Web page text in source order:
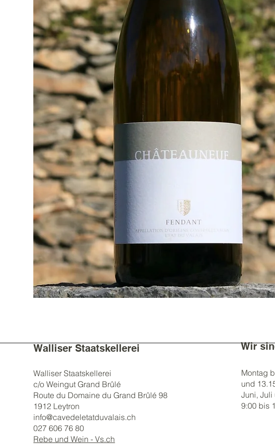
Walliser Staatskellerei
Walliser Staatskellerei
c/o Weingut Grand Brûlé
Route du Domaine du Grand Brûlé 98
1912 Leytron
info@cavedeletatduvalais.ch
027 606 76 80
Rebe und Wein - Vs.ch
Wir
Montag
und
Juni, Juli
9:00 bis